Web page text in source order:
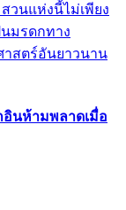
วนแห่งนี้ไม่เพียง
มรดกทาง
สตร์อันยาวนาน
อินห้ามพลาดเมื่อ